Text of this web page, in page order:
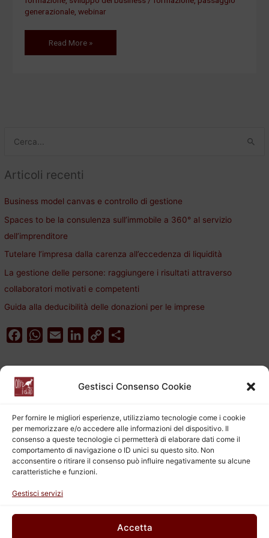
Gestisci Consenso Cookie
Per fornire le migliori esperienze, utilizziamo tecnologie come i cookie
per memorizzare e/o accedere alle informazioni del dispositivo. Il
consenso a queste tecnologie ci permetterà di elaborare dati come il
comportamento di navigazione o ID unici su questo sito. Non
acconsentire o ritirare il consenso può influire negativamente su alcune
caratteristiche e funzioni.
Gestisci servizi
Accetta
r
:
Articoli recenti
Business model canvas e controllo di gestione
Spaces to be la consulenza sull’immobile a 360° al servizio
dell’imprenditore
Tutelare l’impresa dalla carenza all’eccedenza di liquidità
La gestione delle persone: raggiungere i risultati attraverso
collaboratori motivati e competenti
Guida alla deducibilità delle donazioni per le imprese
c
e
b
o
o
k
W
a
A
p
p
a
n
k
d
I
n
p
y
i
n
k
n
d
v
i
d
i
L M G V D
1 2 3 4 5
6
7
8 9 10 11 12
14
15 16 17 18 19
21
22 23 24 25 26
27
« Mar Giu »
generazionale ,webinar
Read More »